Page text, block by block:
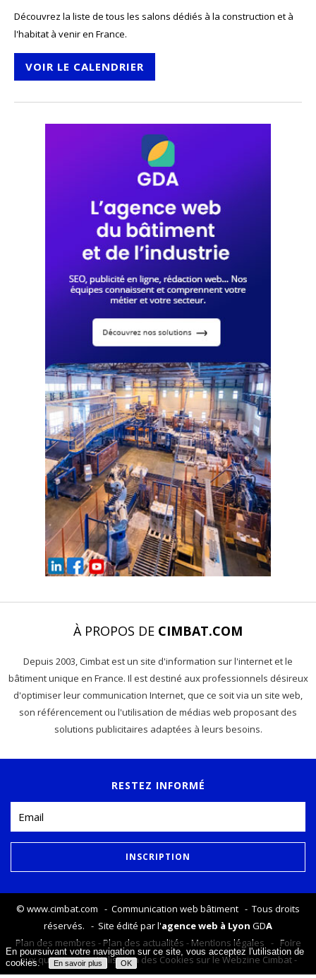
Découvrez la liste de tous les salons dédiés à la construction et à
l'habitat à venir en France.
VOIR LE CALENDRIER
À PROPOS DE CIMBAT.COM
Depuis 2003, Cimbat est un site d'information sur l'internet et le
bâtiment unique en France. Il est destiné aux professionnels désireux
d'optimiser leur communication Internet, que ce soit via un site web,
son référencement ou l'utilisation de médias web proposant des
solutions publicitaires adaptées à leurs besoins.
RESTEZ INFORMÉ
© www.cimbat.com - Communication web bâtiment - Tous droits
réservés. - Site édité par l'agence web à Lyon GDA
Plan des membres -Plan des actualités -Mentions légales - Foire
aux questions-Utilisation des Cookies sur le Webzine Cimbat-
En poursuivant votre navigation sur ce site, vous acceptez l'utilisation de
cookies.
En savoir plus OK